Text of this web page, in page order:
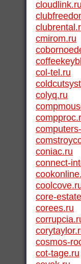
cloudlink.ru
cmirom.ru
col-tel.ru
colyq.ru
coniac.ru
connect-
core-
corees.ru
cosmos-
cot-tage.ru